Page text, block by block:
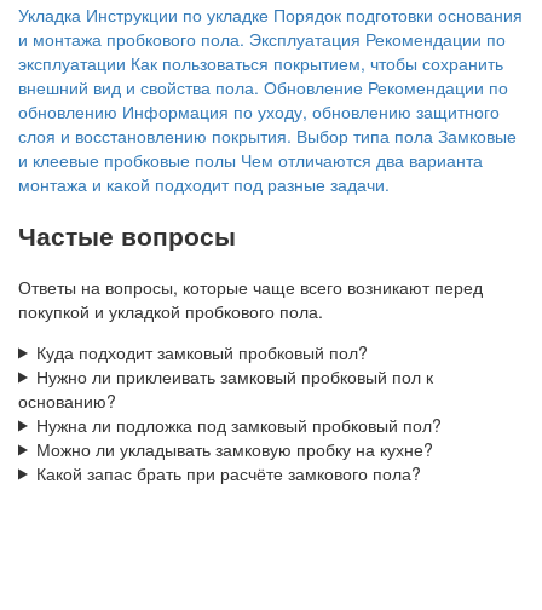
Укладка Инструкции по укладке Порядок подготовки основания
и монтажа пробкового пола. Эксплуатация Рекомендации по
эксплуатации Как пользоваться покрытием, чтобы сохранить
внешний вид и свойства пола. Обновление Рекомендации по
обновлению Информация по уходу, обновлению защитного
слоя и восстановлению покрытия. Выбор типа пола Замковые
и клеевые пробковые полы Чем отличаются два варианта
монтажа и какой подходит под разные задачи.
Частые вопросы
Ответы на вопросы, которые чаще всего возникают перед
покупкой и укладкой пробкового пола.
Куда подходит замковый пробковый пол?
Нужно ли приклеивать замковый пробковый пол к
основанию?
Нужна ли подложка под замковый пробковый пол?
Можно ли укладывать замковую пробку на кухне?
Какой запас брать при расчёте замкового пола?